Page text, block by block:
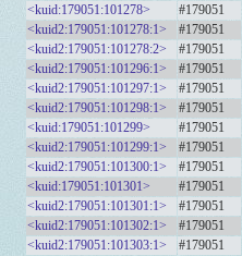
<kuid:179051:101278>
#179051
<kuid2:179051:101278:1>
#179051
<kuid2:179051:101278:2>
#179051
<kuid2:179051:101296:1>
#179051
<kuid2:179051:101297:1>
#179051
<kuid2:179051:101298:1>
#179051
<kuid:179051:101299>
#179051
<kuid2:179051:101299:1>
#179051
<kuid2:179051:101300:1>
#179051
<kuid:179051:101301>
#179051
<kuid2:179051:101301:1>
#179051
<kuid2:179051:101302:1>
#179051
<kuid2:179051:101303:1>
#179051